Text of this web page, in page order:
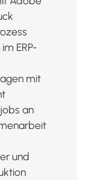
ERP-
mit
an
und